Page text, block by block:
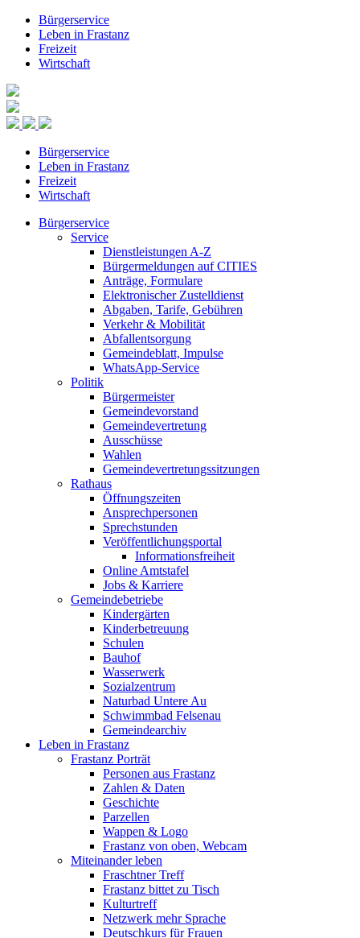
Bürgerservice
Leben in Frastanz
Freizeit
Wirtschaft
Bürgerservice
Leben in Frastanz
Freizeit
Wirtschaft
Bürgerservice
Service
Dienstleistungen A-Z
Bürgermeldungen auf CITIES
Anträge, Formulare
Elektronischer Zustelldienst
Abgaben, Tarife, Gebühren
Verkehr & Mobilität
Abfallentsorgung
Gemeindeblatt, Impulse
WhatsApp-Service
Politik
Bürgermeister
Gemeindevorstand
Gemeindevertretung
Ausschüsse
Wahlen
Gemeindevertretungssitzungen
Rathaus
Öffnungszeiten
Ansprechpersonen
Sprechstunden
Veröffentlichungsportal
Informationsfreiheit
Online Amtstafel
Jobs & Karriere
Gemeindebetriebe
Kindergärten
Kinderbetreuung
Schulen
Bauhof
Wasserwerk
Sozialzentrum
Naturbad Untere Au
Schwimmbad Felsenau
Gemeindearchiv
Leben in Frastanz
Frastanz Porträt
Personen aus Frastanz
Zahlen & Daten
Geschichte
Parzellen
Wappen & Logo
Frastanz von oben, Webcam
Miteinander leben
Fraschtner Treff
Frastanz bittet zu Tisch
Kulturtreff
Netzwerk mehr Sprache
Deutschkurs für Frauen